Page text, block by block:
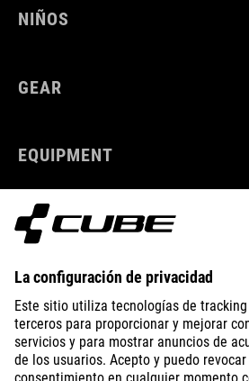
NIÑOS
GEAR
EQUIPMENT
SUPPORT
ABOUT US
EXPLORE